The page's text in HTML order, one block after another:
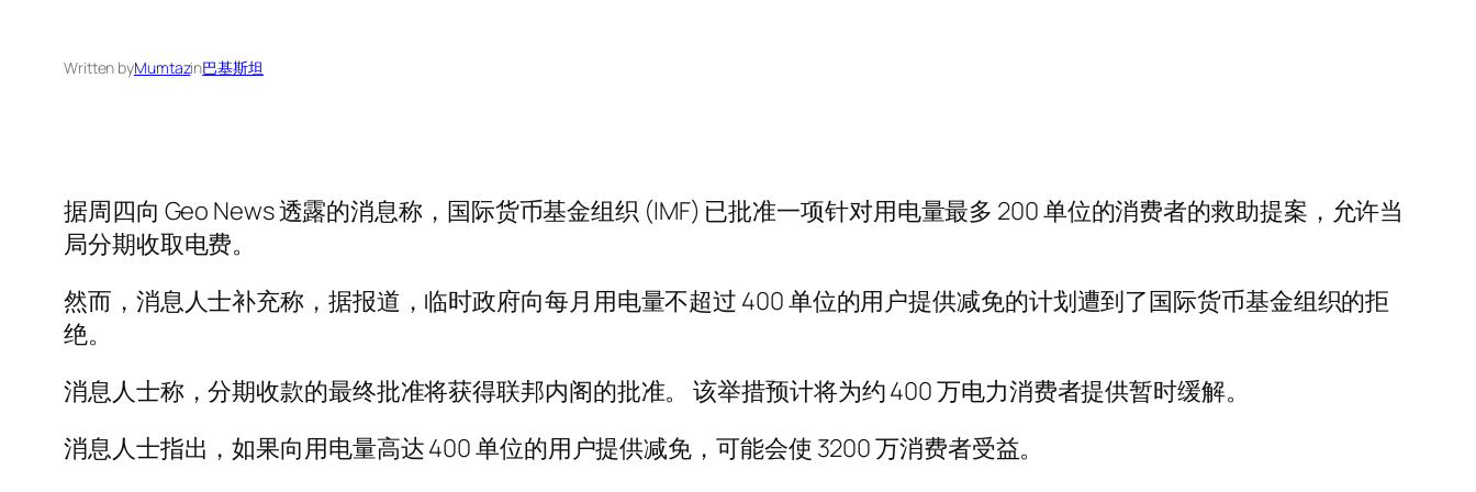
Written byMumtazin巴基斯坦
据周四向 Geo News 透露的消息称，国际货币基金组织 (IMF) 已批准一项针对用电量最多 200 单位的消费者的救助提案，允许当
局分期收取电费。
然而，消息人士补充称，据报道，临时政府向每月用电量不超过 400 单位的用户提供减免的计划遭到了国际货币基金组织的拒
绝。
消息人士称，分期收款的最终批准将获得联邦内阁的批准。 该举措预计将为约 400 万电力消费者提供暂时缓解。
消息人士指出，如果向用电量高达 400 单位的用户提供减免，可能会使 3200 万消费者受益。